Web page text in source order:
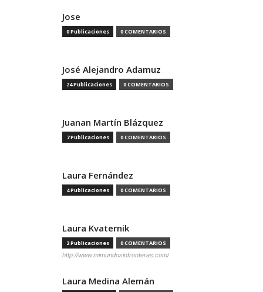
Jose
0 Publicaciones 0 COMENTARIOS
José Alejandro Adamuz
24 Publicaciones 0 COMENTARIOS
Juanan Martín Blázquez
7 Publicaciones 0 COMENTARIOS
Laura Fernández
4 Publicaciones 0 COMENTARIOS
Laura Kvaternik
2 Publicaciones 0 COMENTARIOS
http://www.mimundosinfronteras.com/
Laura Medina Alemán